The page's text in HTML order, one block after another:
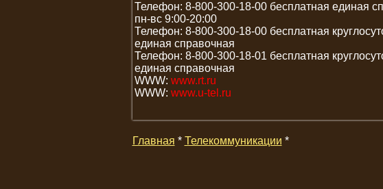
Телефон: 8-800-300-18-00 бесплатная единая
пн-вс 9:00-20:00
Телефон: 8-800-300-18-00 бесплатная
единая справочная
Телефон: 8-800-300-18-01 бесплатная
единая справочная
WWW: www.rt.ru
WWW: www.u-tel.ru
Главная * Телекоммуникации *